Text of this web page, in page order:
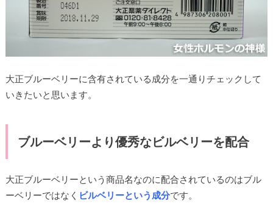
大正ブルーベリーに含有されている成分を一通りチェックして
いきたいと思います。
ブルーベリーより優秀なビルベリーを配合
大正ブルーベリーという商品名なのに配合されているのはブル
ーベリーではなく ビルベリーという成分です。